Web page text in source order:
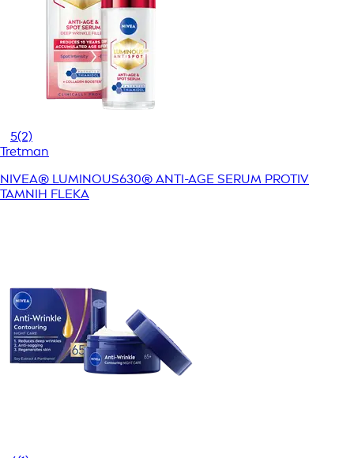
5(2)
Tretman
NIVEA® LUMINOUS630® ANTI-AGE SERUM PROTIV
TAMNIH FLEKA